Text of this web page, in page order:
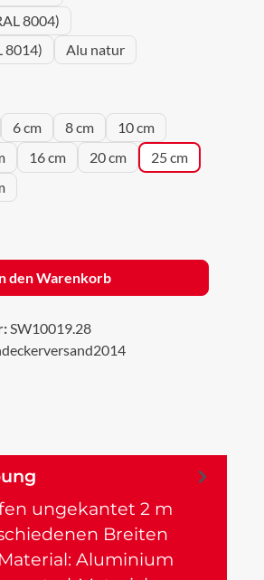
8004)
8014)
Alu natur
6 cm 8 cm
10 cm
16 cm 20 cm
25 cm
Gib den gewünschten
den Warenkorb
SW10019.28
ungekantet 2 m
Breiten
Aluminium